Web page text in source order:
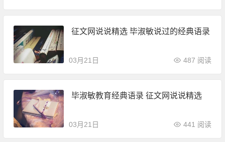
征文网说说精选 毕淑敏说过的经典语录
03月21日 487 阅读
毕淑敏教育经典语录 征文网说说精选
03月21日 441 阅读